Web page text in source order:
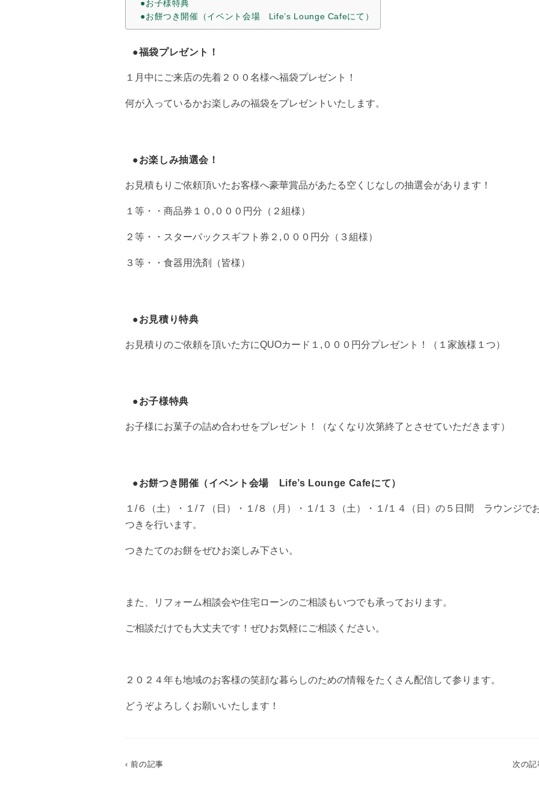
●お子様特典
●お餅つき開催（イベント会場 Life’s Lounge Cafeにて）
●福袋プレゼント！
１月中にご来店の先着２００名様へ福袋プレゼント！
何が入っているかお楽しみの福袋をプレゼントいたします。
●お楽しみ抽選会！
お見積もりご依頼頂いたお客様へ豪華賞品があたる空くじなしの抽選会があります！
１等・・商品券１０,０００円分（２組様）
２等・・スターバックスギフト券２,０００円分（３組様）
３等・・食器用洗剤（皆様）
●お見積り特典
お見積りのご依頼を頂いた方にQUOカード１,０００円分プレゼント！（１家族様１つ）
●お子様特典
お子様にお菓子の詰め合わせをプレゼント！（なくなり次第終了とさせていただきます）
●お餅つき開催（イベント会場 Life’s Lounge Cafeにて）
１/６（土）・１/７（日）・１/８（月）・１/１３（土）・１/１４（日）の５日間 ラウンジで
つきを行います。
つきたてのお餅をぜひお楽しみ下さい。
また、リフォーム相談会や住宅ローンのご相談もいつでも承っております。
ご相談だけでも大丈夫です！ぜひお気軽にご相談ください。
２０２４年も地域のお客様の笑顔な暮らしのための情報をたくさん配信して参ります。
どうぞよろしくお願いいたします！
‹ 前の記事 次の記